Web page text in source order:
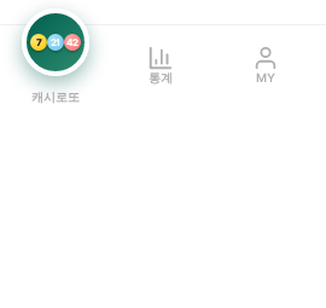
7 21 42
캐시로또
통계 MY